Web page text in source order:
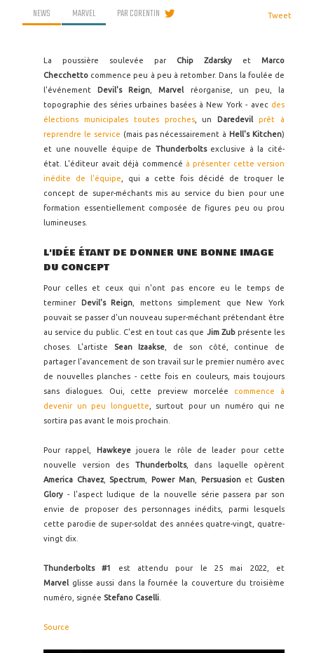
NEWS MARVEL PARCORENTIN Tweet
La poussière soulevée par Chip Zdarsky et Marco
Checchetto commence peu à peu à retomber. Dans la foulée de
l'événement Devil's Reign ,Marvel réorganise, un peu, la
topographie des séries urbaines basées à New York - avec des
élections municipales toutes proches, un Daredevil
prêt à
reprendre le service (mais pas nécessairement à Hell's Kitchen)
et une nouvelle équipe de Thunderboltsexclusive à la cité-
état. L'éditeur avait déjà commencé à présenter cette version
inédite de l'équipe , qui a cette fois décidé de troquer le
concept de super-méchants mis au service du bien pour une
formation essentiellement composée de figures peu ou prou
lumineuses.
L'IDÉE ÉTANT DE DONNER UNE BONNE IMAGE
DU CONCEPT
Pour celles et ceux qui n'ont pas encore eu le temps de
terminer
Devil's Reign , mettons simplement que New York
pouvait se passer d'un nouveau super-méchant prétendant être
au service du public. C'est en tout cas que Jim Zubprésente les
choses. L'artiste
Sean Izaakse , de son côté, continue de
partager l'avancement de son travail sur le premier numéro avec
de nouvelles planches - cette fois en couleurs, mais toujours
sans dialogues. Oui, cette preview morcelée commence à
devenir un peu longuette , surtout pour un numéro qui ne
sortira pas avant le mois prochain.
Pour rappel, Hawkeyejouera le rôle de leader pour cette
nouvelle version des Thunderbolts, dans laquelle opèrent
America Chavez, Spectrum Power Man, Persuasionet Gusten
Glory - l'aspect ludique de la nouvelle série passera par son
envie de proposer des personnages inédits, parmi lesquels
cette parodie de super-soldat des années quatre-vingt, quatre-
vingt dix.
Thunderbolts #1
est attendu pour le 25 mai 2022, et
Marvel glisse aussi dans la fournée la couverture du troisième
numéro, signée Stefano Caselli
Source